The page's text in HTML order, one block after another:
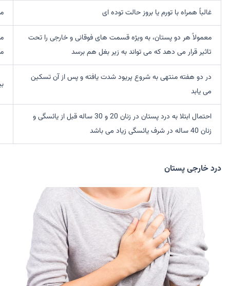
غالباً همراه با تورم یا بروز حالت توده ای
معمولاً هر دو پستان، به ویژه قسمت های فوقانی و خارجی را تحت
تاثیر قرار می دهد که می تواند به زیر بغل هم برسد
در دو هفته منتهی به شروع پریود شدت یافته و پس از آن تسکین
می یابد
احتمال ابتلا به درد پستان در زنان 20 و 30 ساله قبل از یائسگی و
زنان 40 ساله در شرف یائسگی زیاد می باشد
درد خارجی پستان